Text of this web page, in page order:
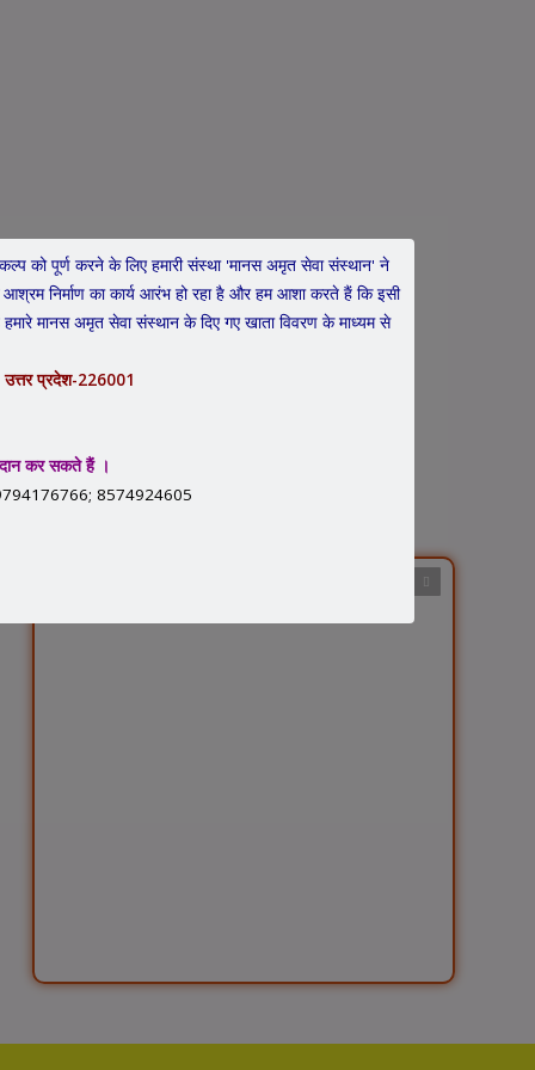
मानस अमृत कन्या विवाह
को पूर्ण करने के लिए हमारी संस्था 'मानस अमृत सेवा संस्थान' ने
निर्माण का कार्य आरंभ हो रहा है और हम आशा करते हैं कि इसी
मानस अमृत सेवा संस्थान के दिए गए खाता विवरण के माध्यम से
प्रदेश-226001
कर सकते हैं ।
8574924605